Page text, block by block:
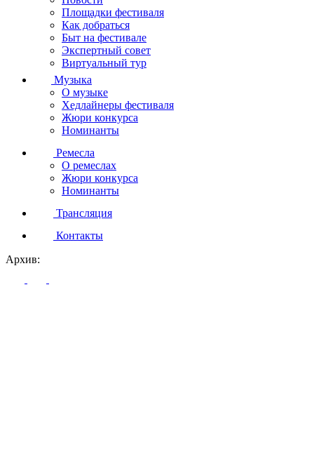
Площадки фестиваля
Как добраться
Быт на фестивале
Экспертный совет
Виртуальный тур
Музыка
О музыке
Хедлайнеры фестиваля
Жюри конкурса
Номинанты
Ремесла
О ремеслах
Жюри конкурса
Номинанты
Трансляция
Контакты
Архив: